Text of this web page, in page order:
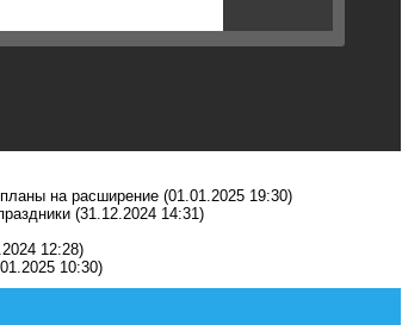
на расширение (01.01.2025 19:30)
(31.12.2024 14:31)
12:28)
10:30)